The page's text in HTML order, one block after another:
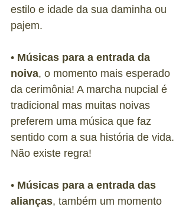
estilo e idade da sua daminha ou
pajem.
• Músicas para a entrada da
noiva, o momento mais esperado
da cerimônia! A marcha nupcial é
tradicional mas muitas noivas
preferem uma música que faz
sentido com a sua história de vida.
Não existe regra!
• Músicas para a entrada das
alianças, também um momento